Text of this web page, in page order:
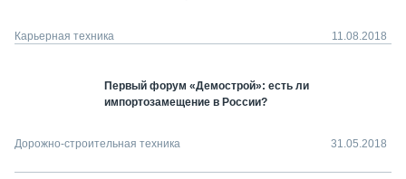
Карьерная техника 11.08.2018
Первый форум «Демострой»: есть ли
импортозамещение в России?
Дорожно-строительная техника 31.05.2018